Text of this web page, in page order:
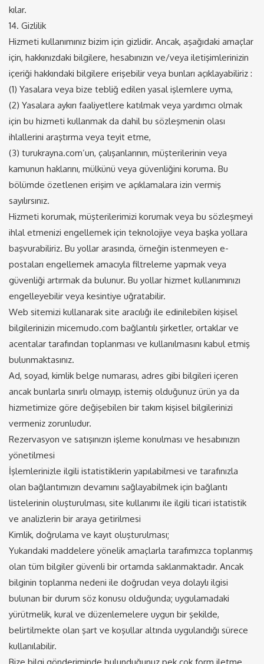
kılar.
14. Gizlilik
Hizmeti kullanımınız bizim için gizlidir. Ancak, aşağıdaki amaçlar
için, hakkınızdaki bilgilere, hesabınızın ve/veya iletişimlerinizin
içeriği hakkındaki bilgilere erişebilir veya bunları açıklayabiliriz :
(1) Yasalara veya bize tebliğ edilen yasal işlemlere uyma,
(2) Yasalara aykırı faaliyetlere katılmak veya yardımcı olmak
için bu hizmeti kullanmak da dahil bu sözleşmenin olası
ihlallerini araştırma veya teyit etme,
(3) turukrayna.com’un, çalışanlarının, müşterilerinin veya
kamunun haklarını, mülkünü veya güvenliğini koruma. Bu
bölümde özetlenen erişim ve açıklamalara izin vermiş
sayılırsınız.
Hizmeti korumak, müşterilerimizi korumak veya bu sözleşmeyi
ihlal etmenizi engellemek için teknolojiye veya başka yollara
başvurabiliriz. Bu yollar arasında, örneğin istenmeyen e-
postaları engellemek amacıyla filtreleme yapmak veya
güvenliği artırmak da bulunur. Bu yollar hizmet kullanımınızı
engelleyebilir veya kesintiye uğratabilir.
Web sitemizi kullanarak site aracılığı ile edinilebilen kişisel
bilgilerinizin micemudo.com bağlantılı şirketler, ortaklar ve
acentalar tarafından toplanması ve kullanılmasını kabul etmiş
bulunmaktasınız.
Ad, soyad, kimlik belge numarası, adres gibi bilgileri içeren
ancak bunlarla sınırlı olmayıp, istemiş olduğunuz ürün ya da
hizmetimize göre değişebilen bir takım kişisel bilgilerinizi
vermeniz zorunludur.
Rezervasyon ve satışınızın işleme konulması ve hesabınızın
yönetilmesi
İşlemlerinizle ilgili istatistiklerin yapılabilmesi ve tarafınızla
olan bağlantımızın devamını sağlayabilmek için bağlantı
listelerinin oluşturulması, site kullanımı ile ilgili ticari istatistik
ve analizlerin bir araya getirilmesi
Kimlik, doğrulama ve kayıt oluşturulması;
Yukarıdaki maddelere yönelik amaçlarla tarafımızca toplanmış
olan tüm bilgiler güvenli bir ortamda saklanmaktadır. Ancak
bilginin toplanma nedeni ile doğrudan veya dolaylı ilgisi
bulunan bir durum söz konusu olduğunda; uygulamadaki
yürütmelik, kural ve düzenlemelere uygun bir şekilde,
belirtilmekte olan şart ve koşullar altında uygulandığı sürece
kullanılabilir.